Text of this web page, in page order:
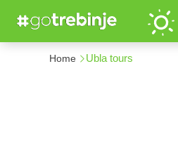
Home Ubla tours